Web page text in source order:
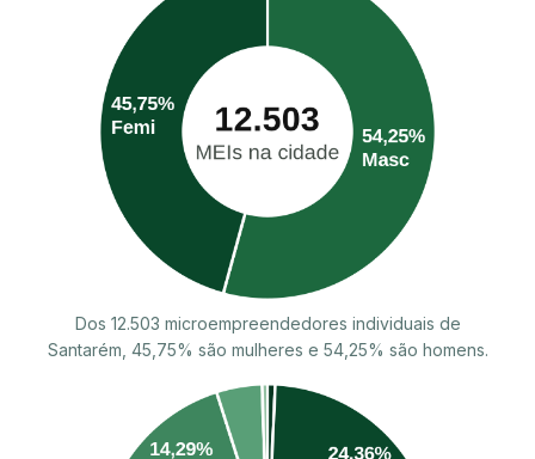
Dos 12.503 microempreendedores individuais de
Santarém, 45,75% são mulheres e 54,25% são homens.